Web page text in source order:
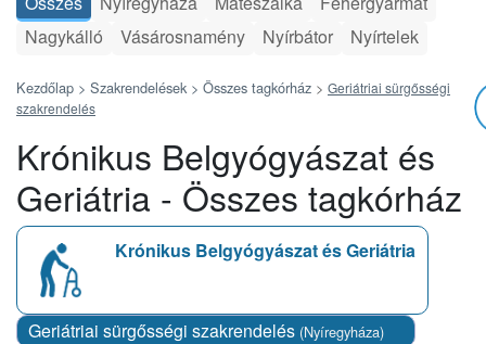
Nagykálló
Vásárosnamény Nyírbátor Nyírtelek
Kezdőlap > Szakrendelések > Összes tagkórház > Geriátriai sürgősségi
szakrendelés
Krónikus Belgyógyászat és
Geriátria - Összes tagkórház
Krónikus Belgyógyászat és Geriátria
Geriátriai sürgősségi szakrendelés (Nyíregyháza)